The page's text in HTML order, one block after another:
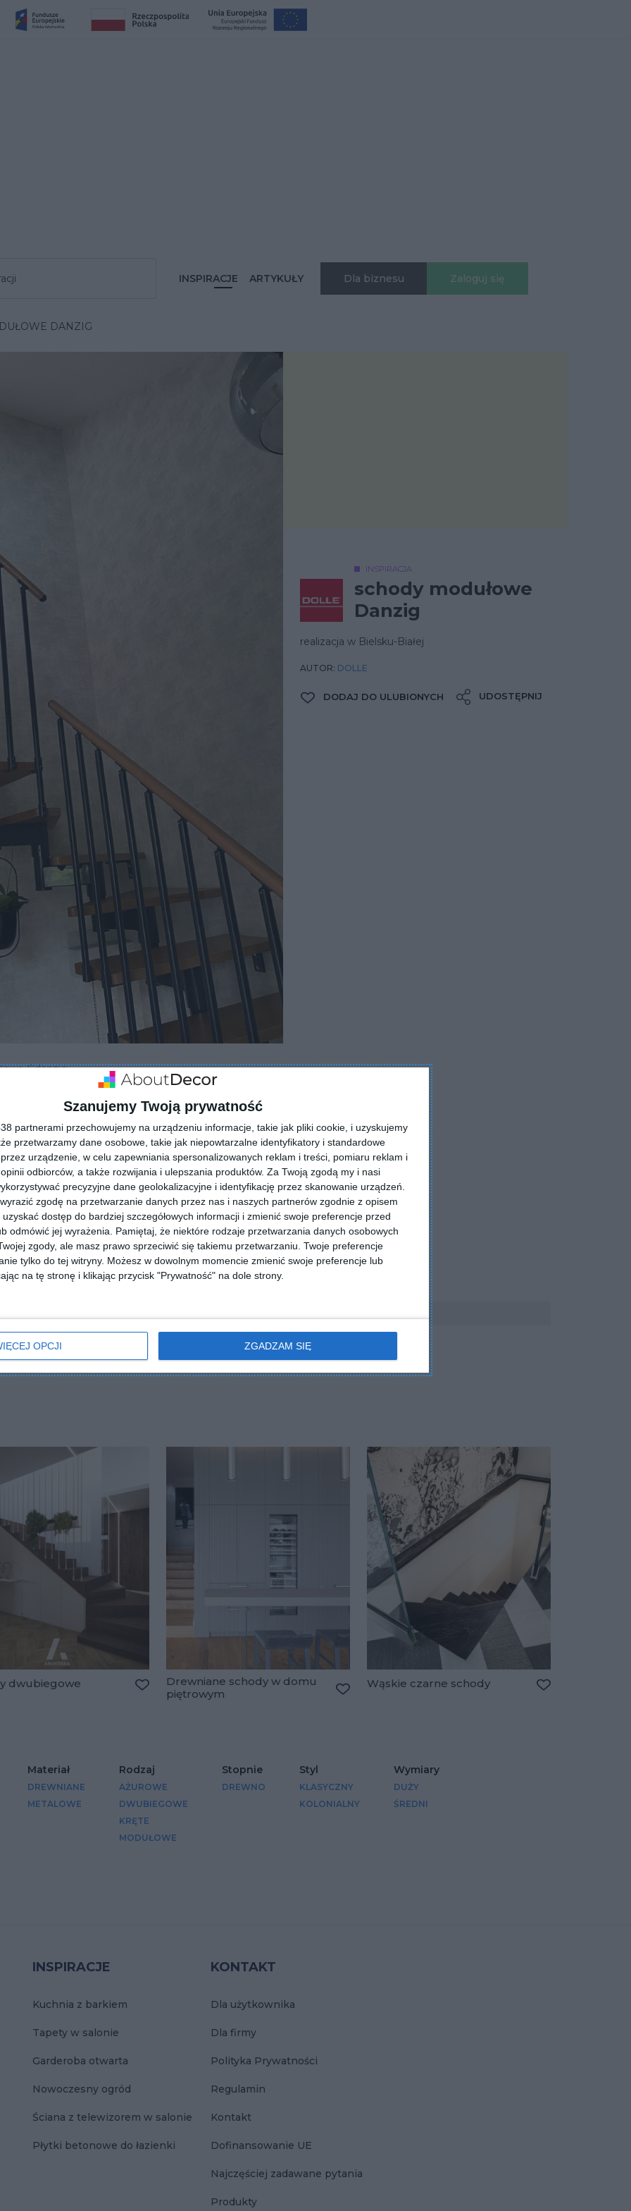
Szanujemy Twoją prywatność
partnerami przechowujemy na urządzeniu informacje, takie jak pliki cookie, i uzyskujemy
przetwarzamy dane osobowe, takie jak niepowtarzalne identyfikatory i standardowe
przez urządzenie, w celu zapewniania spersonalizowanych reklam i treści, pomiaru reklam i
odbiorców, a także rozwijania i ulepszania produktów. Za Twoją zgodą my i nasi
precyzyjne dane geolokalizacyjne i identyfikację przez skanowanie urządzeń.
zgodę na przetwarzanie danych przez nas i naszych partnerów zgodnie z opisem
dostęp do bardziej szczegółowych informacji i zmienić swoje preferencje przed
odmówić jej wyrażenia.
Pamiętaj, że niektóre rodzaje przetwarzania danych osobowych
zgody, ale masz prawo sprzeciwić się takiemu przetwarzaniu. Twoje preferencje
tylko do tej witryny. Możesz w dowolnym momencie zmienić swoje preferencje lub
na tę stronę i klikając przycisk "Prywatność" na dole strony.
OPCJI ZGADZAM SIĘ
INSPIRACJE ARTYKUŁY Dla biznesu Zaloguj się
DANZIG
INSPIRACJA
schody modułowe
Danzig
realizacja w Bielsku-Białej
AUTOR: DOLLE
DODAJ DO ULUBIONYCH UDOSTĘPNIJ
Gdanzig
dwubiegowe
Dodaj do ulubionych
Drewniane schody w domu
piętrowym
Wąskie czarne schody
Materiał
DREWNIANE
METALOWE
Rodzaj
AŻUROWE
DWUBIEGOWE
KRĘTE
MODUŁOWE
Stopnie
DREWNO
Styl
KLASYCZNY
KOLONIALNY
Wymiary
DUŻY
ŚREDNI
INSPIRACJE
Kuchnia z barkiem
Tapety w salonie
Garderoba otwarta
Nowoczesny ogród
Ściana z telewizorem w salonie
Płytki betonowe do łazienki
KONTAKT
Dla użytkownika
Dla firmy
Polityka Prywatności
Regulamin
Kontakt
Dofinansowanie UE
Najczęściej zadawane pytania
Produkty